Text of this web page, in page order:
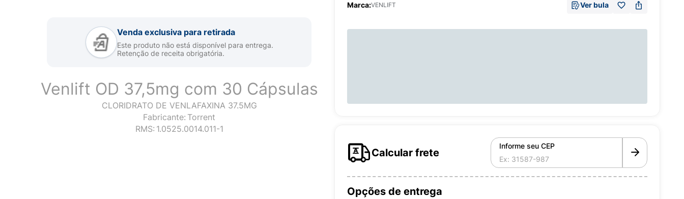
Venda exclusiva para retirada
Este produto não está disponível para entrega.
Retenção de receita obrigatória.
Venlift OD 37,5mg com 30 Cápsulas
CLORIDRATO DE VENLAFAXINA 37.5MG
Fabricante: Torrent
RMS: 1.0525.0014.011-1
Marca:VENLIFT Ver bula
Calcular frete
Informe seu CEP
Opções de entrega